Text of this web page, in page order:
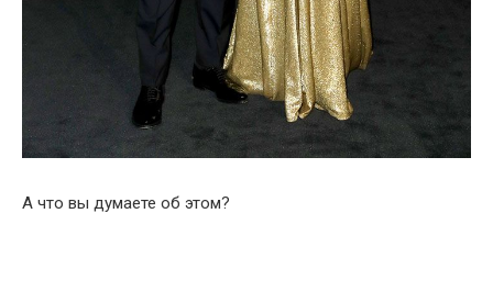
А что вы думаете об этом?